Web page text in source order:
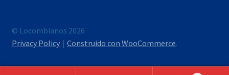
© Locombianos 2026
Privacy Policy
Construido con WooCommerce.